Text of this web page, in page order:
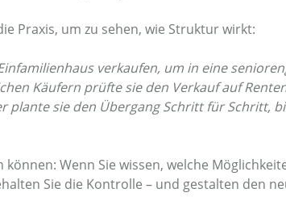
Praxis, um zu sehen, wie Struktur wirkt:
verkaufen, um in eine
Käufern prüfte sie den Verkauf auf
plante sie den Übergang Schritt für Schritt,
können: Wenn Sie wissen, welche
Sie die Kontrolle – und gestalten den